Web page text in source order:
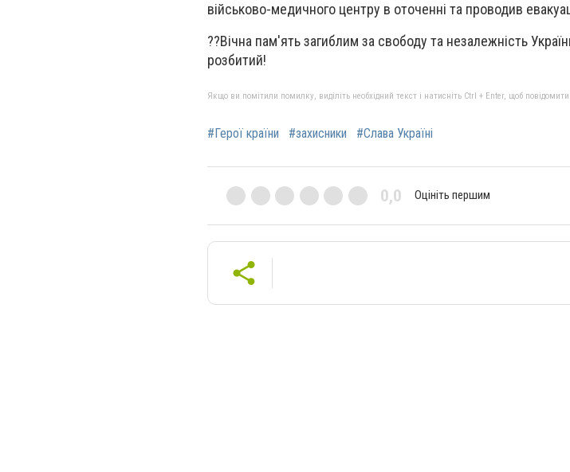
військово-медичного центру в оточенні та проводив
??Вічна пам'ять загиблим за свободу та незалежність
розбитий!
Якщо ви помітили помилку, виділіть необхідний текст і натисніть Ctrl + Enter, щоб
#Герої країни #захисники #Слава Україні
0,0 Оцініть першим